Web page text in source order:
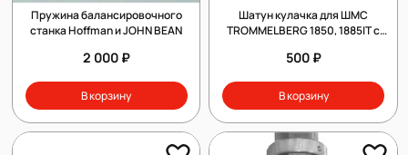
Пружина балансировочного
станка Hoffman и JOHN BEAN
2 000 ₽
В корзину
Шатун кулачка для ШМС
TROMMELBERG 1850, 1885IT с
500 ₽
В корзину